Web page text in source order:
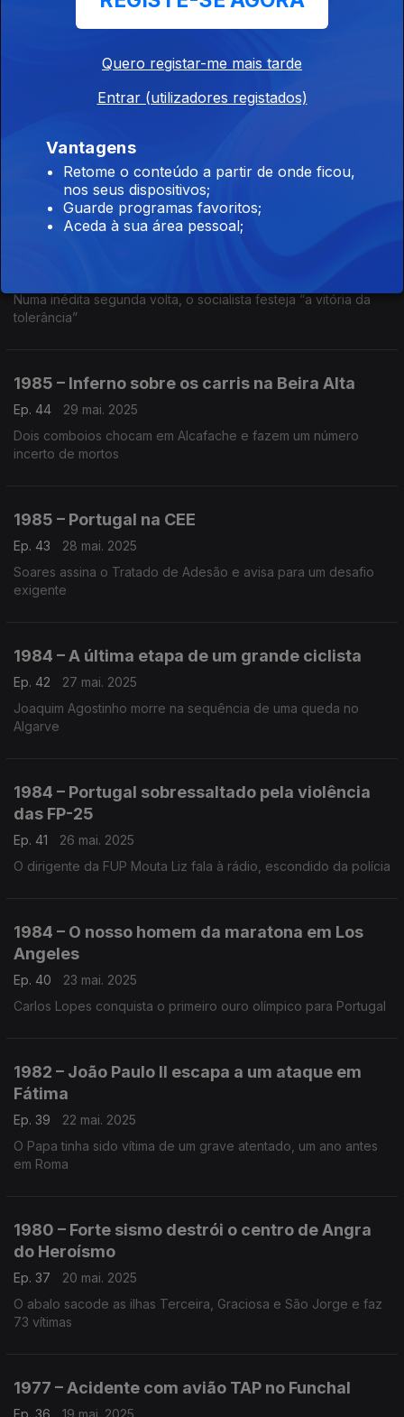
Um grande incêndio devasta a zona do Chiado
1986 – Desastre nuclear em Chernobyl
Os efeitos da explosão na central nuclear ainda se fazem
1986 – Soares derrota Freitas nas
Numa inédita segunda volta, o socialista festeja “a vitória da
tolerância”
1985 – Inferno sobre os carris na Beira Alta
Ep. 44
29 mai. 2025
Dois comboios chocam em Alcafache e fazem um número
incerto de mortos
1985 – Portugal na CEE
Ep. 43
28 mai. 2025
Soares assina o Tratado de Adesão e avisa para um desafio
exigente
1984 – A última etapa de um grande ciclista
Ep. 42
27 mai. 2025
Joaquim Agostinho morre na sequência de uma queda no
Algarve
1984 – Portugal sobressaltado pela violência
das FP-25
Ep. 41
26 mai. 2025
O dirigente da FUP Mouta Liz fala à rádio, escondido da polícia
1984 – O nosso homem da maratona em Los
Angeles
Ep. 40
23 mai. 2025
Carlos Lopes conquista o primeiro ouro olímpico para Portugal
1982 – João Paulo II escapa a um ataque em
Fátima
Ep. 39
22 mai. 2025
O Papa tinha sido vítima de um grave atentado, um ano antes
em Roma
1980 – Forte sismo destrói o centro de Angra
do Heroísmo
Ep. 37
20 mai. 2025
O abalo sacode as ilhas Terceira, Graciosa e São Jorge e faz
73 vítimas
1977 – Acidente com avião TAP no Funchal
Ep. 36
19 mai. 2025
Quero registar-me mais tarde
Entrar (utilizadores registados)
Vantagens
Retome o conteúdo a partir de onde ficou,
nos seus dispositivos;
Guarde programas favoritos;
Aceda à sua área pessoal;